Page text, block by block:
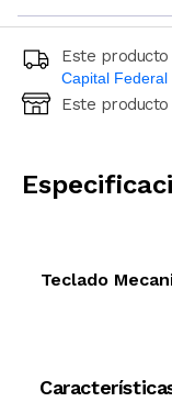
Este
Capital Federal
Ingresá código
Este
Teclado